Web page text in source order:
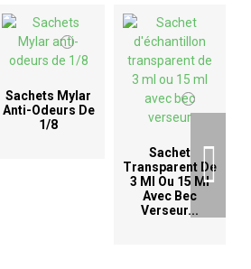
Sachets Mylar
Anti-Odeurs De
1/8
Sachet
Transparent De
3 Ml Ou 15 Ml
Avec Bec
Verseur...